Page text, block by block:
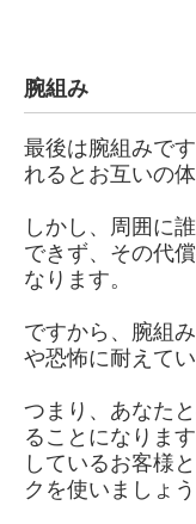
腕組み
最後は腕組みで
れるとお互いの
しかし、周囲に
できず、その代
なります。
ですから、腕組
や恐怖に耐えて
つまり、あなた
ることになりま
しているお客様
クを使いましょう